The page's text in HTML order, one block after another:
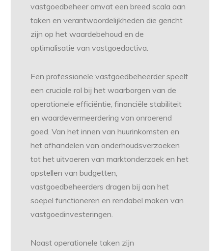
vastgoedbeheer omvat een breed scala aan
taken en verantwoordelijkheden die gericht
zijn op het waardebehoud en de
optimalisatie van vastgoedactiva.
Een professionele vastgoedbeheerder speelt
een cruciale rol bij het waarborgen van de
operationele efficiëntie, financiële stabiliteit
en waardevermeerdering van onroerend
goed. Van het innen van huurinkomsten en
het afhandelen van onderhoudsverzoeken
tot het uitvoeren van marktonderzoek en het
opstellen van budgetten,
vastgoedbeheerders dragen bij aan het
soepel functioneren en rendabel maken van
vastgoedinvesteringen.
Naast operationele taken zijn